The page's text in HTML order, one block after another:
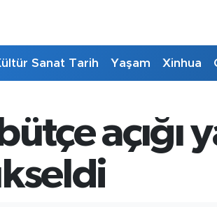
Sanat Tarih Yaşam Xinhua
açığı